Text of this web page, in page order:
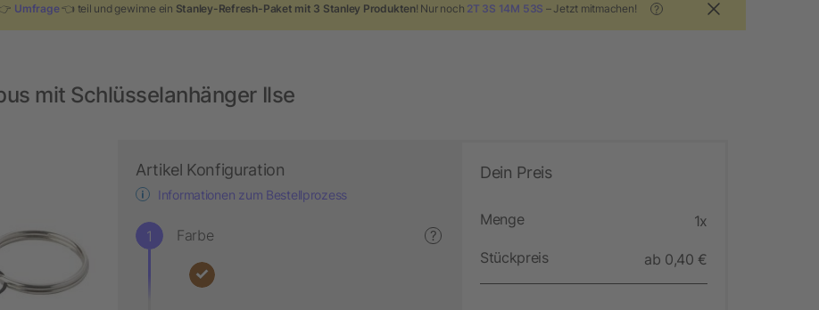
Umfrage👈 teil und gewinne ein Stanley-Refresh-Paket mit 3 Stanley Produkten! Nur noch 2T 3S 14M 52S – Jetzt mitmachen! ?
mit Schlüsselanhänger Ilse
Artikel Konfiguration
Informationen zum Bestellprozess
Farbe ?
Dein Preis
Menge 1x
Stückpreis ab 0,40 €